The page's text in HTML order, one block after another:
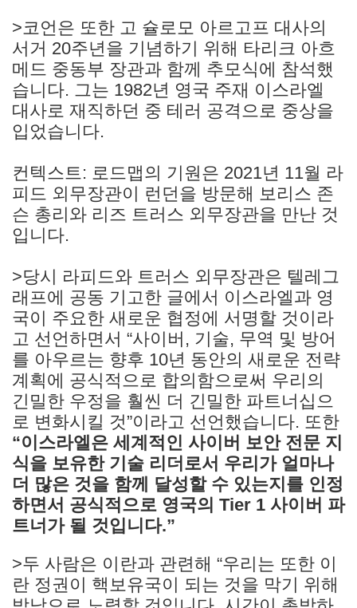
>코언은 또한 고 슐로모 아르고프 대사의
서거 20주년을 기념하기 위해 타리크 아흐
메드 중동부 장관과 함께 추모식에 참석했
습니다. 그는 1982년 영국 주재 이스라엘
대사로 재직하던 중 테러 공격으로 중상을
입었습니다.
컨텍스트: 로드맵의 기원은 2021년 11월 라
피드 외무장관이 런던을 방문해 보리스 존
슨 총리와 리즈 트러스 외무장관을 만난 것
입니다.
>당시 라피드와 트러스 외무장관은 텔레그
래프에 공동 기고한 글에서 이스라엘과 영
국이 주요한 새로운 협정에 서명할 것이라
고 선언하면서 “사이버, 기술, 무역 및 방어
를 아우르는 향후 10년 동안의 새로운 전략
계획에 공식적으로 합의함으로써 우리의
긴밀한 우정을 훨씬 더 긴밀한 파트너십으
로 변화시킬 것”이라고 선언했습니다. 또한
“이스라엘은 세계적인 사이버 보안 전문 지
식을 보유한 기술 리더로서 우리가 얼마나
더 많은 것을 함께 달성할 수 있는지를 인정
하면서 공식적으로 영국의 Tier 1 사이버 파
트너가 될 것입니다.”
>두 사람은 이란과 관련해 “우리는 또한 이
란 정권이 핵보유국이 되는 것을 막기 위해